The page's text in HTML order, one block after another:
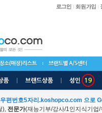
편번호5자리.koshopco.com 으로
), 전문가(재능기부/강사/1인지식기업/